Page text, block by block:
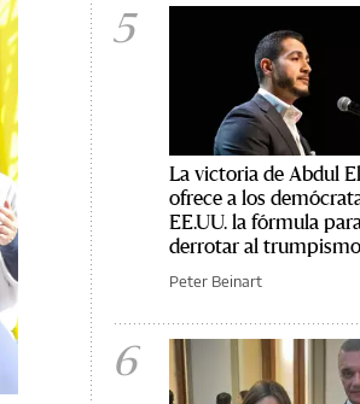
5
La victoria de Abdul
ofrece a los
EE.UU. la fórmula
derrotar al trumpismo
Peter Beinart
6